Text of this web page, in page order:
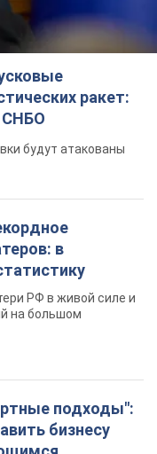
ракет:
СНБО
будут атакованы
в
РФ в живой силе и
на большом
подходы":
бизнесу